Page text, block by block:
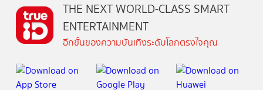
THE NEXT WORLD-CLASS SMART
ENTERTAINMENT
อีกขั้นของความบันเทิงระดับโลกตรงใจคุณ